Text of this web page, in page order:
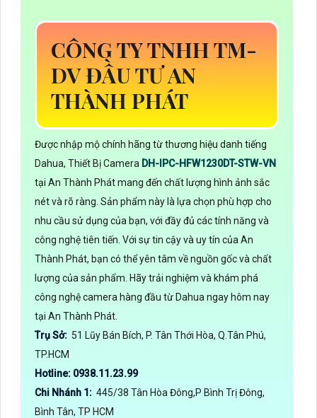
CÔNG TY TNHH TM-
DV ĐẦU TƯ AN
THÀNH PHÁT
Được nhập mộ chính hãng từ thương hiệu danh tiếng
Dahua, Thiết Bị Camera DH-IPC-HFW1230DT-STW-VN
tại An Thành Phát mang đến chất lượng hình ảnh sắc
nét và rõ ràng. Sản phẩm này là lựa chọn phù hợp cho
nhu cầu sử dụng của bạn, với đầy đủ các tính năng và
công nghệ tiên tiến. Với sự tin cậy và uy tín của An
Thành Phát, bạn có thể yên tâm về nguồn gốc và chất
lượng của sản phẩm. Hãy trải nghiệm và khám phá
công nghệ camera hàng đầu từ Dahua ngay hôm nay
tại An Thành Phát.
Trụ Sở: 51 Lũy Bán Bích, P. Tân Thới Hòa, Q.Tân Phú,
TP.HCM
Hotline: 0938.11.23.99
Chi Nhánh 1: 445/38 Tân Hòa Đông,P Bình Trị Đông,
Bình Tân, TP HCM